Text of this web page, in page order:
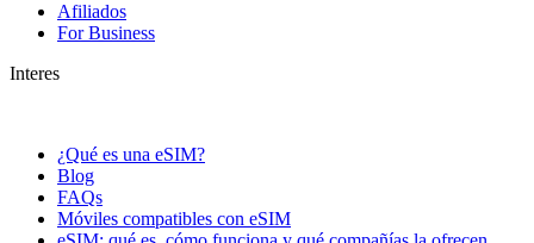
Afiliados
For Business
Interes
¿Qué es una eSIM?
Blog
FAQs
Móviles compatibles con eSIM